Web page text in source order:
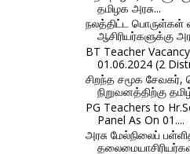
தமிழக அரசு...
நலத்திட்ட பொருள்கள்
ஆசிரியர்களுக்கு
BT Teacher
01.06.2024 (2
சிறந்த சமூக
நிறுவனத்திற்கு
PG Teachers to
Panel As On 01....
அரசு மேல்நிலைப்